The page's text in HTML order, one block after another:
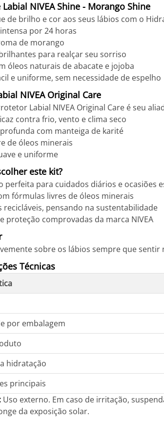
NIVEA Shine - Morango Shine
de brilho e cor aos seus lábios com o
por 24 horas
de morango
para realçar seu sorriso
óleos naturais de abacate e jojoba
e uniforme, sem necessidade de espelho
NIVEA Original Care
Labial NIVEA Original Care é seu
contra frio, vento e clima seco
com manteiga de karité
de óleos minerais
e uniforme
este kit?
perfeita para cuidados diários e ocasiões
fórmulas livres de óleos minerais
recicláveis, pensando na sustentabilidade
proteção comprovadas da marca NIVEA
sobre os lábios sempre que
Técnicas
por embalagem
hidratação
principais
Uso externo. Em caso de irritação,
da exposição solar.